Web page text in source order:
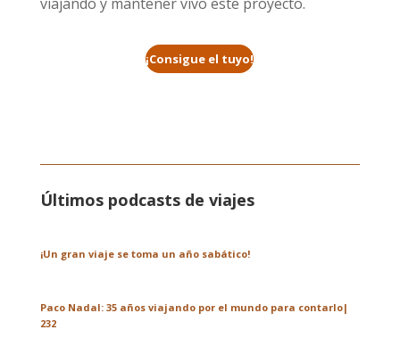
¡Consigue el tuyo!
Últimos podcasts de viajes
¡Un gran viaje se toma un año sabático!
Paco Nadal: 35 años viajando por el mundo para contarlo|
232